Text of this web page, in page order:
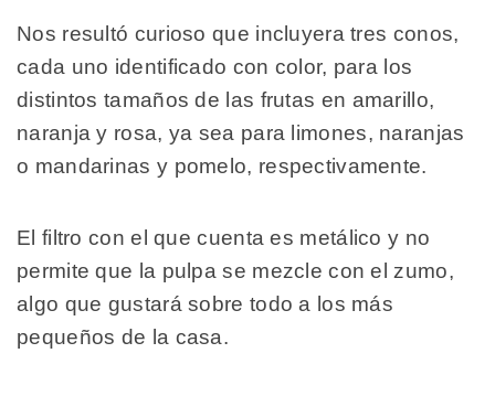
Nos resultó curioso que incluyera tres conos,
cada uno identificado con color, para los
distintos tamaños de las frutas en amarillo,
naranja y rosa, ya sea para limones, naranjas
o mandarinas y pomelo, respectivamente.
El filtro con el que cuenta es metálico y no
permite que la pulpa se mezcle con el zumo,
algo que gustará sobre todo a los más
pequeños de la casa.